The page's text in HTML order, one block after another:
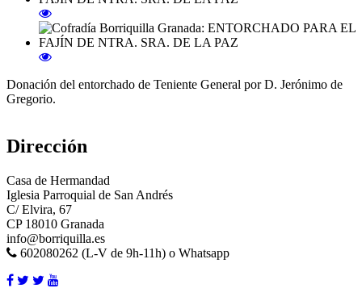
Donación del entorchado de Teniente General por D. Jerónimo de
Gregorio.
Dirección
Casa de Hermandad
Iglesia Parroquial de San Andrés
C/ Elvira, 67
CP 18010 Granada
info@borriquilla.es
602080262 (L-V de 9h-11h) o Whatsapp